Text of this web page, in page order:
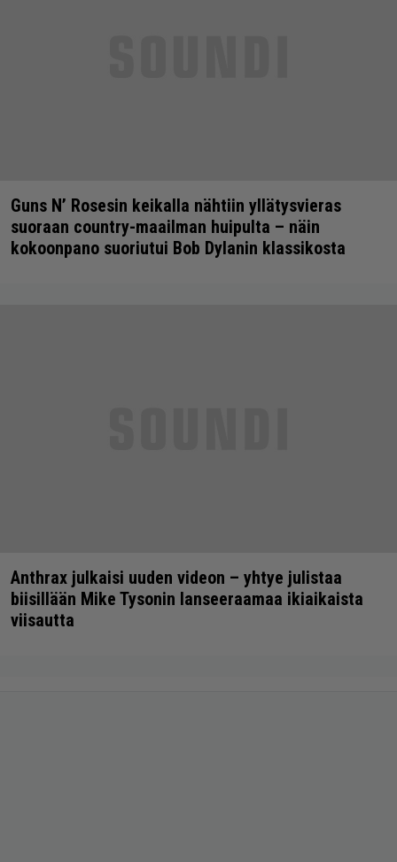
Guns N’ Rosesin keikalla nähtiin yllätysvieras
suoraan country-maailman huipulta – näin
kokoonpano suoriutui Bob Dylanin klassikosta
Anthrax julkaisi uuden videon – yhtye julistaa
biisillään Mike Tysonin lanseeraamaa ikiaikaista
viisautta